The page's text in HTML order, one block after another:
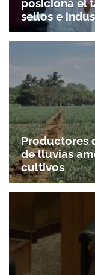
Gracias
posiciona el
sellos e
Productores
de lluvias
cultivos